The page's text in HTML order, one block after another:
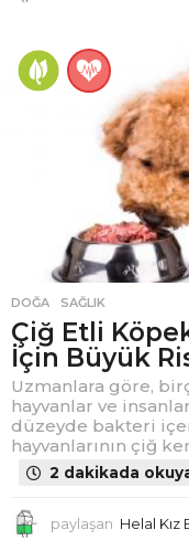
DOĞA ,SAĞLIK
Çiğ Etli
İçin Büyük
Uzmanlara göre,
hayvanlar ve
düzeyde bakteri
hayvanlarının çiğ
2 dakikada
paylaşan Helal Kız